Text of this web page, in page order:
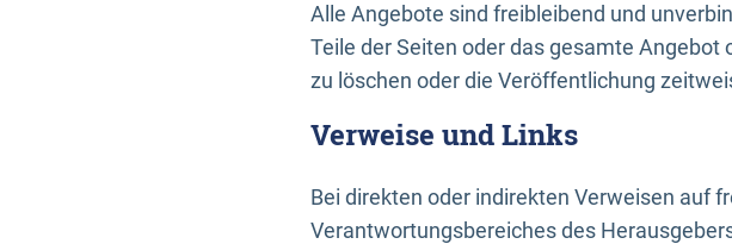
Alle Angebote sind freibleibend und
Teile der Seiten oder das gesamte
zu löschen oder die Veröffentlichung
Verweise und Links
Bei direkten oder indirekten Verweisen auf
Verantwortungsbereiches des